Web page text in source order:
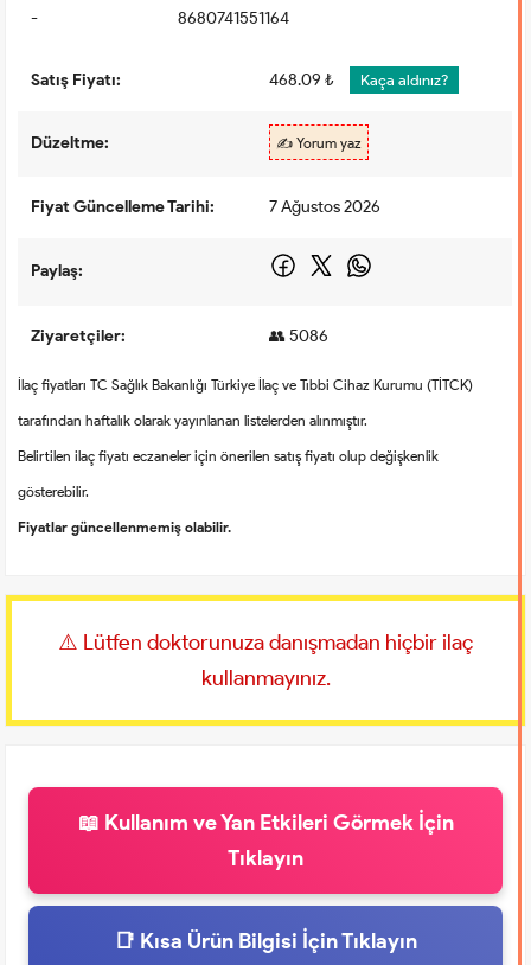
- 8680741551164
Satış Fiyatı: 468.09 ₺ Kaça aldınız?
Düzeltme: ✍️ Yorum yaz
Fiyat Güncelleme Tarihi: 7 Ağustos 2026
Paylaş:
Ziyaretçiler: 👥 5086
İlaç fiyatları TC Sağlık Bakanlığı Türkiye İlaç ve Tıbbi Cihaz Kurumu (TİTCK)
tarafından haftalık olarak yayınlanan listelerden alınmıştır.
Belirtilen ilaç fiyatı eczaneler için önerilen satış fiyatı olup değişkenlik
gösterebilir.
Fiyatlar güncellenmemiş olabilir.
⚠️ Lütfen doktorunuza danışmadan hiçbir ilaç
kullanmayınız.
📖 Kullanım ve Yan Etkileri Görmek İçin
Tıklayın
📑 Kısa Ürün Bilgisi İçin Tıklayın